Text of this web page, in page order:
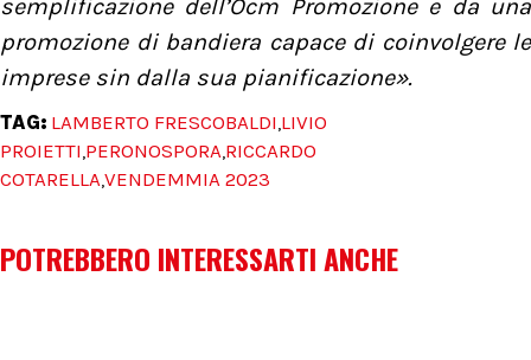
semplificazione dell’Ocm Promozione e da una
promozione di bandiera capace di coinvolgere le
imprese sin dalla sua pianificazione».
TAG: LAMBERTO FRESCOBALDI,LIVIO
PROIETTI,PERONOSPORA,RICCARDO
COTARELLA,VENDEMMIA 2023
POTREBBERO INTERESSARTI ANCHE